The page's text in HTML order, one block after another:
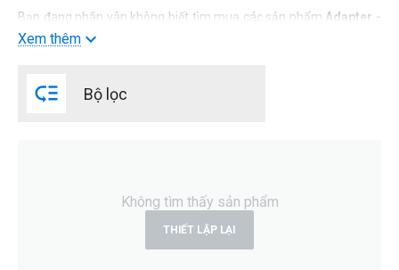
Bạn đang phân vân không biết tìm mua các sản phẩm Adapter -
Hub - Cáp chuyển đổi
phân phối các sản phẩm thiết bị, phụ kiện công nghệ chất lượng
quyền lợi của khách hàng khi mua các sản phẩm tại zShop.
Xem thêm
 Bộ lọc
Không tìm thấy sản phẩm
THIẾT LẬP LẠI